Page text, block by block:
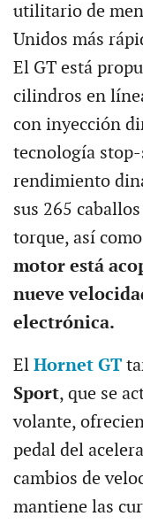
utilitario de
Unidos más
El GT está
cilindros en
con inyección
tecnología
rendimiento
sus 265
torque, así
motor está
nueve
electrónica.
El Hornet GT
Sport, que se
volante,
pedal del
cambios de
mantiene las